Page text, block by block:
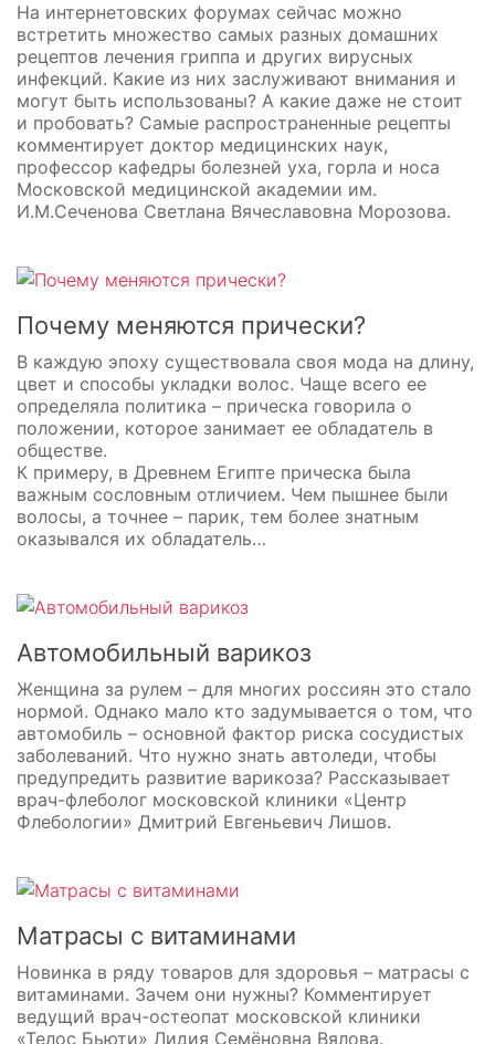
На интернетовских форумах сейчас можно
встретить множество самых разных домашних
рецептов лечения гриппа и других вирусных
инфекций. Какие из них заслуживают внимания и
могут быть использованы? А какие даже не стоит
и пробовать? Самые распространенные рецепты
комментирует доктор медицинских наук,
профессор кафедры болезней уха, горла и носа
Московской медицинской академии им.
И.М.Сеченова Светлана Вячеславовна Морозова.
Почему меняются прически?
В каждую эпоху существовала своя мода на длину,
цвет и способы укладки волос. Чаще всего ее
определяла политика – прическа говорила о
положении, которое занимает ее обладатель в
обществе.
К примеру, в Древнем Египте прическа была
важным сословным отличием. Чем пышнее были
волосы, а точнее – парик, тем более знатным
оказывался их обладатель…
Автомобильный варикоз
Женщина за рулем – для многих россиян это стало
нормой. Однако мало кто задумывается о том, что
автомобиль – основной фактор риска сосудистых
заболеваний. Что нужно знать автоледи, чтобы
предупредить развитие варикоза? Рассказывает
врач-флеболог московской клиники «Центр
Флебологии» Дмитрий Евгеньевич Лишов.
Матрасы с витаминами
Новинка в ряду товаров для здоровья – матрасы с
витаминами. Зачем они нужны? Комментирует
ведущий врач-остеопат московской клиники
«Телос Бьюти» Лидия Семёновна Вялова.